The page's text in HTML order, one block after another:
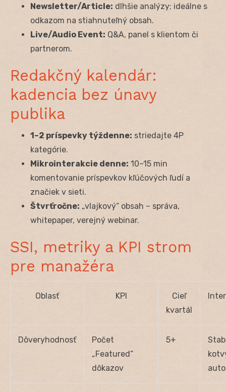
Newsletter/Article: dlhšie analýzy; ideálne s
odkazom na stiahnuteľný obsah.
Live/Audio Event: Q&A, panel s klientom či
partnerom.
Redakčný kalendár:
kadencia bez únavy
publika
1–2 príspevky týždenne: striedajte 4P
kategórie.
Mikrointerakcie denne: 10–15 min
komentovanie príspevkov kľúčových ľudí a
značiek v sieti.
Štvrťročne: „vlajkový“ obsah – správa,
whitepaper, verejný webinar.
SSI, metriky a KPI strom
pre manažéra
Oblasť KPI
Cieľ
kvartál
Dôveryhodnosť
Počet
„Featured“
dôkazov
5+